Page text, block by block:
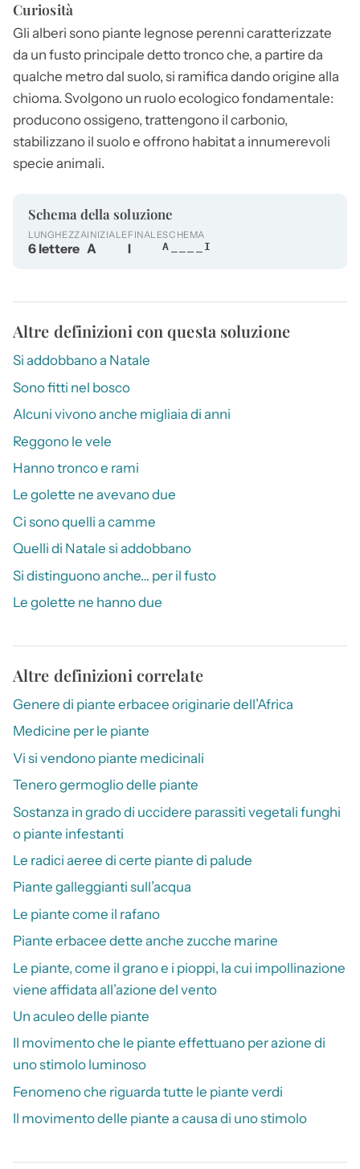
Curiosità
Gli alberi sono piante legnose perenni caratterizzate
da un fusto principale detto tronco che, a partire da
qualche metro dal suolo, si ramifica dando origine alla
chioma. Svolgono un ruolo ecologico fondamentale:
producono ossigeno, trattengono il carbonio,
stabilizzano il suolo e offrono habitat a innumerevoli
specie animali.
Schema della soluzione
LUNGHEZZA
6 lettere
INIZIALE
A
FINALE
I
SCHEMA
A____I
Altre definizioni con questa soluzione
Si addobbano a Natale
Sono fitti nel bosco
Alcuni vivono anche migliaia di anni
Reggono le vele
Hanno tronco e rami
Le golette ne avevano due
Ci sono quelli a camme
Quelli di Natale si addobbano
Si distinguono anche… per il fusto
Le golette ne hanno due
Altre definizioni correlate
Genere di piante erbacee originarie dell’Africa
Medicine per le piante
Vi si vendono piante medicinali
Tenero germoglio delle piante
Sostanza in grado di uccidere parassiti vegetali funghi
o piante infestanti
Le radici aeree di certe piante di palude
Piante galleggianti sull’acqua
Le piante come il rafano
Piante erbacee dette anche zucche marine
Le piante, come il grano e i pioppi, la cui impollinazione
viene affidata all’azione del vento
Un aculeo delle piante
Il movimento che le piante effettuano per azione di
uno stimolo luminoso
Fenomeno che riguarda tutte le piante verdi
Il movimento delle piante a causa di uno stimolo